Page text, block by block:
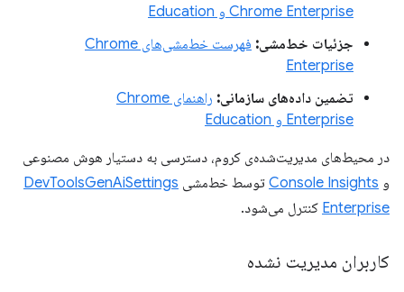
Chrome Enterprise و Education
جزئیات خط‌مشی:
فهرست خط‌مشی‌های Chrome
Enterprise
تضمین داده‌های سازمانی:
راهنمای Chrome
Enterprise و Education
در محیط‌های مدیریت‌شده‌ی کروم، دسترسی به دستیار هوش مصنوعی
و Console Insights توسط خط‌مشی DevToolsGenAiSettings
Enterprise کنترل می‌شود.
کاربران مدیریت نشده